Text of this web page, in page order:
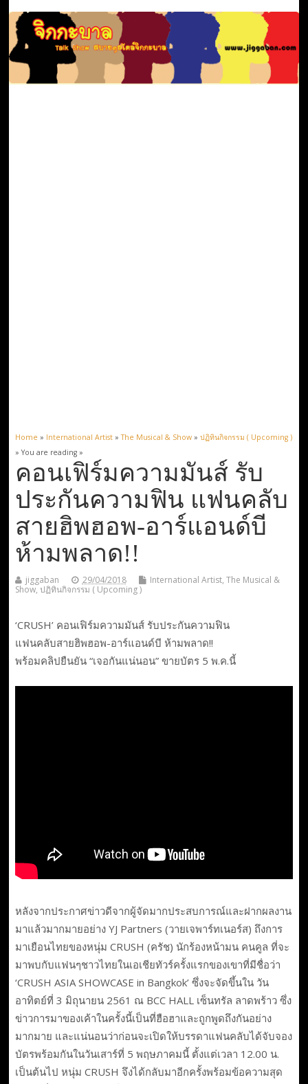
Home » International Artist»The Musical & Show» ปฏิทินกิจกรรม ( Upcoming )
» You are reading »
คอนเฟิร์มความมันส์ รับ
ประกันความฟิน แฟนคลับ
สายฮิพฮอพ-อาร์แอนด์บี
ห้ามพลาด!!
jiggaban 29/04/2018 International Artist, The Musical &
Show, ปฏิทินกิจกรรม ( Upcoming )
‘CRUSH’ คอนเฟิร์มความมันส์ รับประกันความฟิน
แฟนคลับสายฮิพฮอพ-อาร์แอนด์บี ห้ามพลาด!!
พร้อมคลิปยืนยัน “เจอกันแน่นอน” ขายบัตร 5 พ.ค.นี้
หลังจากประกาศข่าวดีจากผู้จัดมากประสบการณ์และฝากผลงาน
มาแล้วมากมายอย่าง YJ Partners (วายเจพาร์ทเนอร์ส) ถึงการ
มาเยือนไทยของหนุ่ม CRUSH (ครัช) นักร้องหน้ามน คนคูล ที่จะ
มาพบกับแฟนๆชาวไทยในเอเชียทัวร์ครั้งแรกของเขาที่มีชื่อว่า
‘CRUSH ASIA SHOWCASE in Bangkok’ ซึ่งจะจัดขึ้นใน วัน
อาทิตย์ที่ 3 มิถุนายน 2561 ณ BCC HALL เซ็นทรัล ลาดพร้าว ซึ่ง
ข่าวการมาของเค้าในครั้งนี้เป็นที่ฮือฮาและถูกพูดถึงกันอย่าง
มากมาย และแน่นอนว่าก่อนจะเปิดให้บรรดาแฟนคลับได้จับจอง
บัตรพร้อมกันในวันเสาร์ที่ 5 พฤษภาคมนี้ ตั้งแต่เวลา 12.00 น.
เป็นต้นไป หนุ่ม CRUSH จึงได้กลับมาอีกครั้งพร้อมข้อความสุด